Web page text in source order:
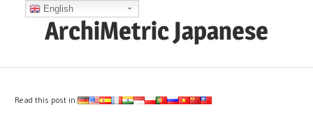
ン
ArchiMetric Japanese
Ops,
Read this post in:
English